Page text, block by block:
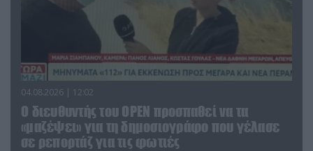
04.08.2026 | 12:02
O διευθυντής του OPEN προσπαθεί να τα
«μαζέψει» για τη δημοσιογράφο που γέλασε
σε ρεπορτάζ για τις φωτιές